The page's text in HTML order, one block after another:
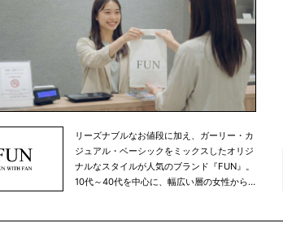
リーズナブルなお値段に加え、ガーリー・カ
ジュアル・ベーシックをミックスしたオリジ
ナルなスタイルが人気のブランド『FUN』。
10代～40代を中心に、幅広い層の女性から